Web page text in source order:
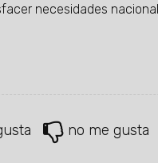
necesidades
no me gusta